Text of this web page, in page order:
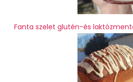
Fanta szelet glutén-és